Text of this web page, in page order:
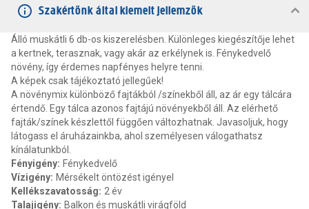
Szakértőnk által kiemelt jellemzők
Álló muskátli 6 db-os kiszerelésben. Különleges kiegészítője lehet
a kertnek, terasznak, vagy akár az erkélynek is. Fénykedvelő
növény, így érdemes napfényes helyre tenni.
A képek csak tájékoztató jellegűek!
A növénymix különböző fajtákból /színekből áll, az ár egy tálcára
értendő. Egy tálca azonos fajtájú növényekből áll. Az elérhető
fajták/színek készlettől függően változhatnak. Javasoljuk, hogy
látogass el áruházainkba, ahol személyesen válogathatsz
kínálatunkból.
Fényigény: Fénykedvelő
Vízigény: Mérsékelt öntözést igényel
Kellékszavatosság: 2 év
Talajigény: Balkon és muskátli virágföld